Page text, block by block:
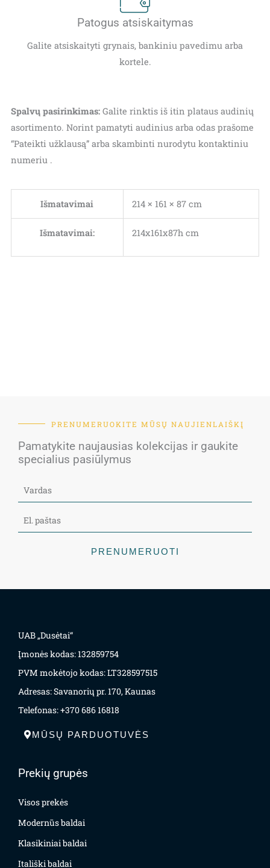
Patogus atsiskaitymas
Galite atsiskaityti grynais, bankiniu pavedimu arba
kortele.
Spalvų pasirinkimas:Galite rinktis iš itin plataus audinių
asortimento. Norint pamatyti audinius arba odas prašome
“Pateikti užklausą” arba skambinti nurodytu kontaktiniu
numeriu .
Išmatavimai 214 × 161 × 87 cm
Išmatavimai: 214x161x87h cm
PRENUMERUOKITE MŪSŲ NAUJIENLAIŠKĮ
Pamatykite naujausias kolekcijas ir gaukite
specialius pasiūlymus
PRENUMERUOTI
UAB „Dusėtai“
Įmonės kodas: 132859754
PVM mokėtojo kodas: LT328597515
Adresas: Savanorių pr. 170, Kaunas
Telefonas: +370 686 16818
MŪSŲ PARDUOTUVĖS
Prekių grupės
Visos prekės
Modernūs baldai
Klasikiniai baldai
Itališki baldai